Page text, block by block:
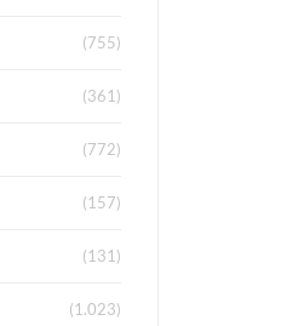
(755)
(361)
(772)
(157)
(131)
(1.023)